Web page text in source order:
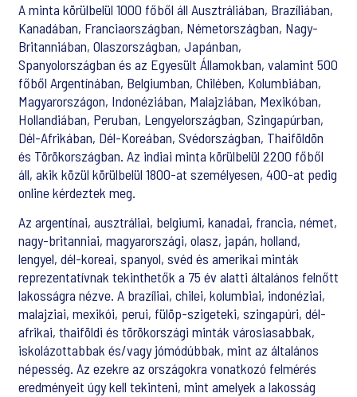
A minta körülbelül 1000 főből áll Ausztráliában, Brazíliában,
Kanadában, Franciaországban, Németországban, Nagy-
Britanniában, Olaszországban, Japánban,
Spanyolországban és az Egyesült Államokban, valamint 500
főből Argentínában, Belgiumban, Chilében, Kolumbiában,
Magyarországon, Indonéziában, Malajziában, Mexikóban,
Hollandiában, Peruban, Lengyelországban, Szingapúrban,
Dél-Afrikában, Dél-Koreában, Svédországban, Thaiföldön
és Törökországban. Az indiai minta körülbelül 2200 főből
áll, akik közül körülbelül 1800-at személyesen, 400-at pedig
online kérdeztek meg.
Az argentínai, ausztráliai, belgiumi, kanadai, francia, német,
nagy-britanniai, magyarországi, olasz, japán, holland,
lengyel, dél-koreai, spanyol, svéd és amerikai minták
reprezentatívnak tekinthetők a 75 év alatti általános felnőtt
lakosságra nézve. A brazíliai, chilei, kolumbiai, indonéziai,
malajziai, mexikói, perui, fülöp-szigeteki, szingapúri, dél-
afrikai, thaiföldi és törökországi minták városiasabbak,
iskolázottabbak és/vagy jómódúbbak, mint az általános
népesség. Az ezekre az országokra vonatkozó felmérés
eredményeit úgy kell tekinteni, mint amelyek a lakosság